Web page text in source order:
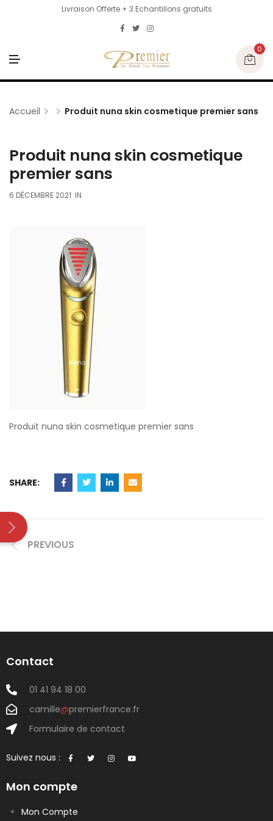
Livraison Offerte + 3 Echantillons gratuits
N
U
0
Accueil Produit nuna skin cosmetique premier sans
Produit nuna skin cosmetique
premier sans
6 DÉCEMBRE 2021 IN
Produit nuna skin cosmetique premier sans
SHARE:
PREVIOUS
Contact
01 41 94 18 00
camille@premierfrance.fr
Formulaire de contact
Suivez nous :
Mon compte
Mon Compte